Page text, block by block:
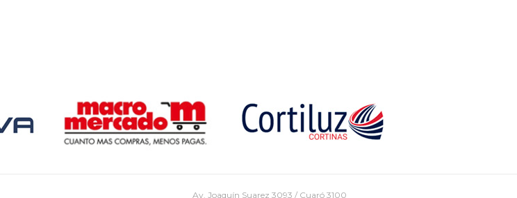
Av. Joaquín Suarez 3093 / Cuaró 3100